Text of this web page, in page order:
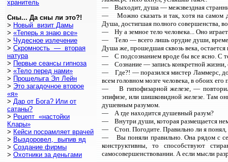
хранитель
Сны... Да сны ли это?!
> Новый визит Дамы
> «Теперь я знаю все»
> Чудесное излечение
> Скромность — вторая
натура
> Первые сеансы гипноза
> «Тело перед нами»
> Прощелыга Эл Лейн
> Это загадочное второе
«я»
> Дар от Бога? Или от
сатаны?
> Рецепт «настойки
Клары»
> Кейси посрамляет врачей
> Выздоровел, выпив яд
> Создание фирмы
> Охотники за деньгами
— Выходит, душа — межзвездная
— Можно сказать и так, хотя на самом
Душа, достигшая полного совершенства,
— Ну а земное тело человека... Оно
— Тело — всего лишь орудие души,
Душа же, прошедшая сквозь века,
— С подсознанием вроде бы все ясно. С
— Сознание — запись конкретной жизни,
— Где?! — поразился мистер Ламмерс, до
всем головном мозге человека, в обоих
— В гипофизарной железе, —
эпифизе, или шишковидной железе. Там
душевным разумом.
— А где находится душевный разум?
— Внутри души, которая размещается
— Стоп. Погодите. Правильно ли я понял,
— Вы поняли правильно. Она рядом с
конструктивны, то способствуют
самосовершенствовании. А если мысли